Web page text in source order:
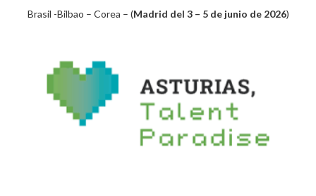
Brasil -Bilbao – Corea – (Madrid del 3 – 5 de junio de 2026)